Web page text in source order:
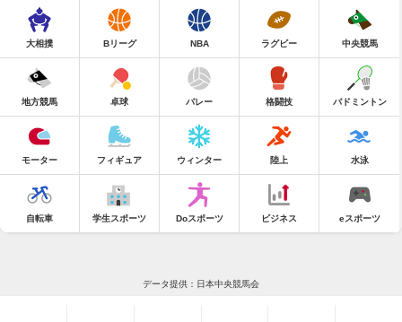
大相撲 Bリーグ NBA ラグビー 中央競馬
地方競馬 卓球 バレー 格闘技 バドミントン
モーター フィギュア ウィンター 陸上 水泳
自転車 学生スポーツ Doスポーツ ビジネス eスポーツ
データ提供：日本中央競馬会